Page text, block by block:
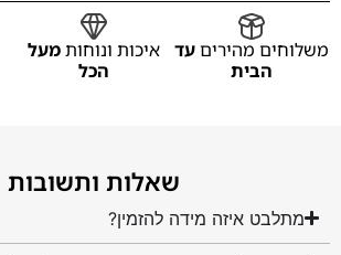
משלוחים מהיריםעד
הבית
איכות ונוחותמעל
הכל
שאלות ותשובות
מתלבט איזה מידה להזמין?